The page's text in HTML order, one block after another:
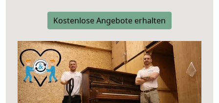
Kostenlose Angebote erhalten